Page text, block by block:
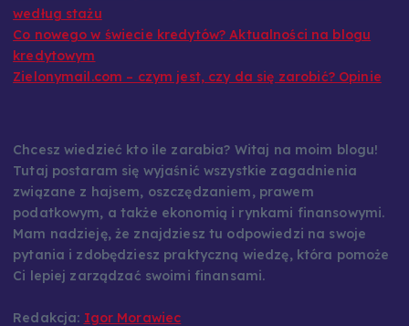
Ile zarabia nauczyciel matematyki – średnie zarobki
według stażu
Co nowego w świecie kredytów? Aktualności na blogu
kredytowym
Chcesz wiedzieć kto ile zarabia? Witaj na moim blogu!
Tutaj postaram się wyjaśnić wszystkie zagadnienia
związane z hajsem, oszczędzaniem, prawem
podatkowym, a także ekonomią i rynkami finansowymi.
Mam nadzieję, że znajdziesz tu odpowiedzi na swoje
pytania i zdobędziesz praktyczną wiedzę, która pomoże